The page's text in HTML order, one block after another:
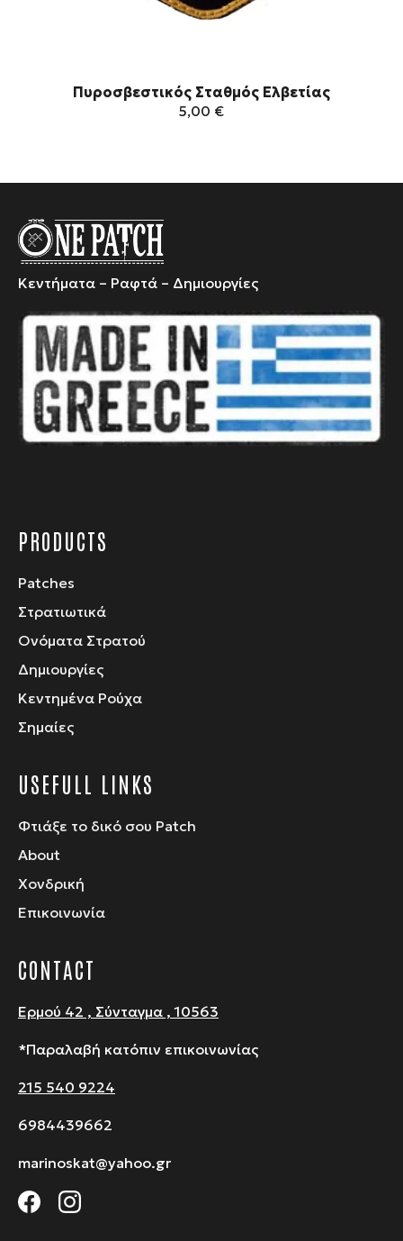
Πυροσβεστικός Σταθμός Ελβετίας
5,00 €
προϊόν
επιλογές
μπορούν
να
επιλεγούν
στη
σελίδα
του
Κεντήματα – Ραφτά – Δημιουργίες
PRODUCTS
Patches
Στρατιωτικά
Ονόματα Στρατού
Δημιουργίες
Κεντημένα Ρούχα
Σημαίες
USEFULL LINKS
Φτιάξε το δικό σου Patch
About
Χονδρική
Επικοινωνία
CONTACT
Ερμού 42 , Σύνταγμα , 10563
*Παραλαβή κατόπιν επικοινωνίας
215 540 9224
6984439662
marinoskat@yahoo.gr